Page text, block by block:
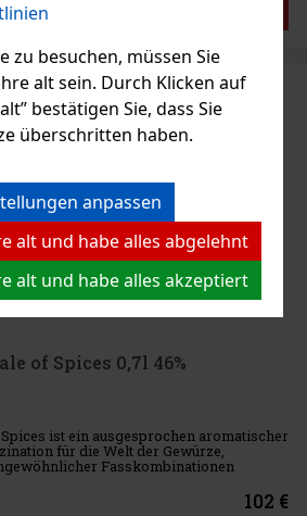
zu besuchen, müssen Sie
alt sein. Durch Klicken auf
bestätigen Sie, dass Sie
überschritten haben.
anpassen
alt und habe alles abgelehnt
alt und habe alles akzeptiert
of Spices 0,7l 46%
ist ein ausgesprochen aromatischer
für die Welt der Gewürze,
Fasskombinationen
wollte gemeinsam mit der Chef-
102 €